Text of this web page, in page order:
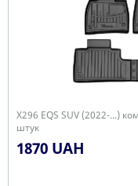
X296 EQS SUV (2022-...)
штук
1870 UAH